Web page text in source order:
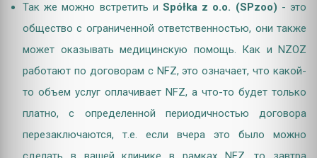
Так же можно встретить и Spółka z o.o. (SPzoo) - это
общество с ограниченной ответственностью, они также
может оказывать медицинскую помощь. Как и NZOZ
работают по договорам с NFZ, это означает, что какой-
то объем услуг оплачивает NFZ, а что-то будет только
платно, с определенной периодичностью договора
перезаключаются, т.е. если вчера это было можно